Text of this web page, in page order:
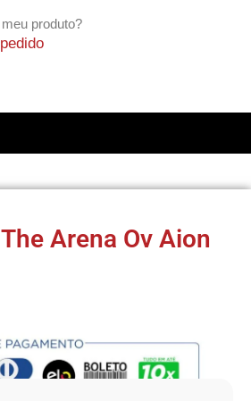
produto?
Arena Ov Aion